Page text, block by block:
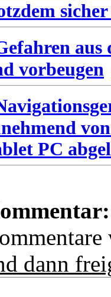
vorbeugen
PC
dann